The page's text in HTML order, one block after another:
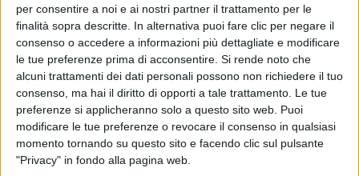
per consentire a noi e ai nostri partner il trattamento per le
finalità sopra descritte. In alternativa puoi fare clic per negare il
consenso o accedere a informazioni più dettagliate e modificare
le tue preferenze prima di acconsentire. Si rende noto che
alcuni trattamenti dei dati personali possono non richiedere il tuo
consenso, ma hai il diritto di opporti a tale trattamento. Le tue
preferenze si applicheranno solo a questo sito web. Puoi
modificare le tue preferenze o revocare il consenso in qualsiasi
momento tornando su questo sito e facendo clic sul pulsante
"Privacy" in fondo alla pagina web.
QUEL GRAN GENIO 29 lug 2023
Lucio Battisti: Milano gli dedica tre giorni
Dal 29 settembre al 1° ottobre 2023, nella città
meneghina è prevista una manifestazione per
ricordare il grande cantautore
Maria Vittoria Pezzoni